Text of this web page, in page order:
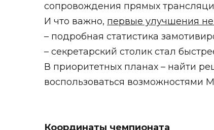
сопровождения прямых
И что важно, первые улучшения не
– подробная статистика
– секретарский столик стал
В приоритетных планах – найти
воспользоваться возможностями
Координаты чемпионата